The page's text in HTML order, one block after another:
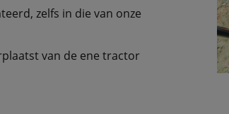
zelfs in die van onze
van de ene tractor